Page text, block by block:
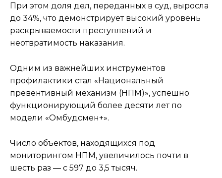
При этом доля дел, переданных в суд, выросла
до 34%, что демонстрирует высокий уровень
раскрываемости преступлений и
неотвратимость наказания.
Одним из важнейших инструментов
профилактики стал «Национальный
превентивный механизм (НПМ)», успешно
функционирующий более десяти лет по
модели «Омбудсмен+».
Число объектов, находящихся под
мониторингом НПМ, увеличилось почти в
шесть раз — с 597 до 3,5 тысяч.